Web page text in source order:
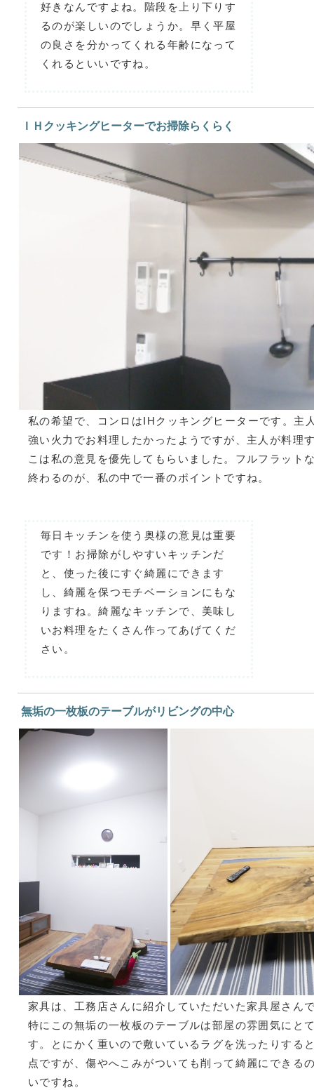
好きなんですよね。階段を上り下りす
るのが楽しいのでしょうか。早く平屋
の良さを分かってくれる年齢になって
くれるといいですね。
ＩＨクッキングヒーターでお掃除らくらく
私の希望で、コンロはIHクッキングヒーターです。主
強い火力でお料理したかったようですが、主人が料理
こは私の意見を優先してもらいました。フルフラット
終わるのが、私の中で一番のポイントですね。
毎日キッチンを使う奥様の意見は重要
です！お掃除がしやすいキッチンだ
と、使った後にすぐ綺麗にできます
し、綺麗を保つモチベーションにもな
りますね。綺麗なキッチンで、美味し
いお料理をたくさん作ってあげてくだ
さい。
無垢の一枚板のテーブルがリビングの中心
家具は、工務店さんに紹介していただいた家具屋さん
特にこの無垢の一枚板のテーブルは部屋の雰囲気にと
す。とにかく重いので敷いているラグを洗ったりする
点ですが、傷やへこみがついても削って綺麗にできる
いですね。